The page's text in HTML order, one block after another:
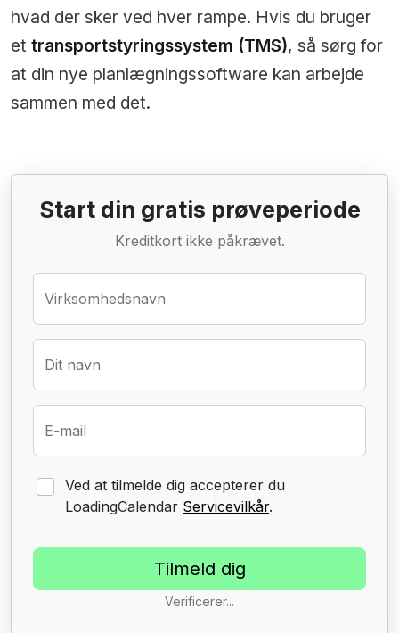
hvad der sker ved hver rampe. Hvis du bruger
et transportstyringssystem (TMS), så sørg for
at din nye planlægningssoftware kan arbejde
sammen med det.
Start din gratis prøveperiode
Kreditkort ikke påkrævet.
Virksomhedsnavn
Dit navn
E-mail
Ved at tilmelde dig accepterer du
LoadingCalendar Servicevilkår.
Verificerer...